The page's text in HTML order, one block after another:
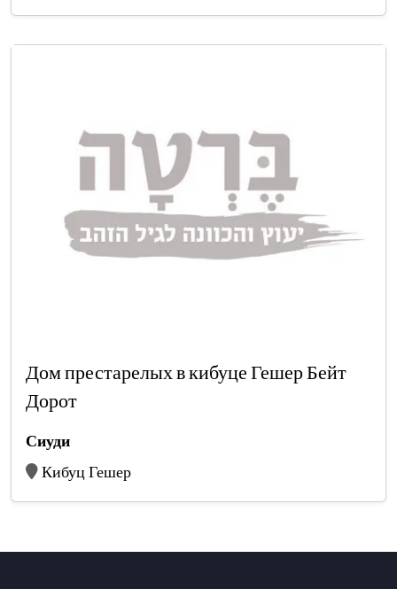
Дом престарелых в кибуце Гешер Бейт
Дорот
Сиуди
Кибуц Гешер